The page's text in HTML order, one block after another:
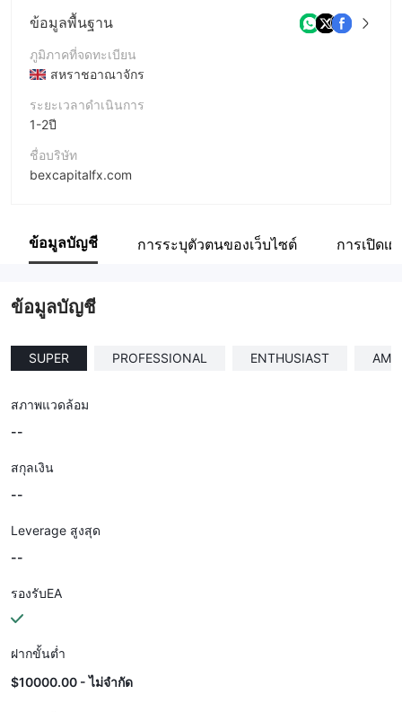
ข้อมูลพื้นฐาน
ภูมิภาคที่จดทะเบียน
สหราชอาณาจักร
ระยะเวลาดำเนินการ
1-2ปี
ชื่อบริษัท
bexcapitalfx.com
พนักงานบริษัท
ข้อมูลบัญชี การระบุตัวตนของเว็บไซต์ การเปิดเ
ข้อมูลบัญชี
SUPER PROFESSIONAL ENTHUSIAST
สภาพแวดล้อม
--
สกุลเงิน
--
Leverage สูงสุด
--
รองรับEA
ฝากขั้นต่ำ
$10000.00 - ไม่จำกัด